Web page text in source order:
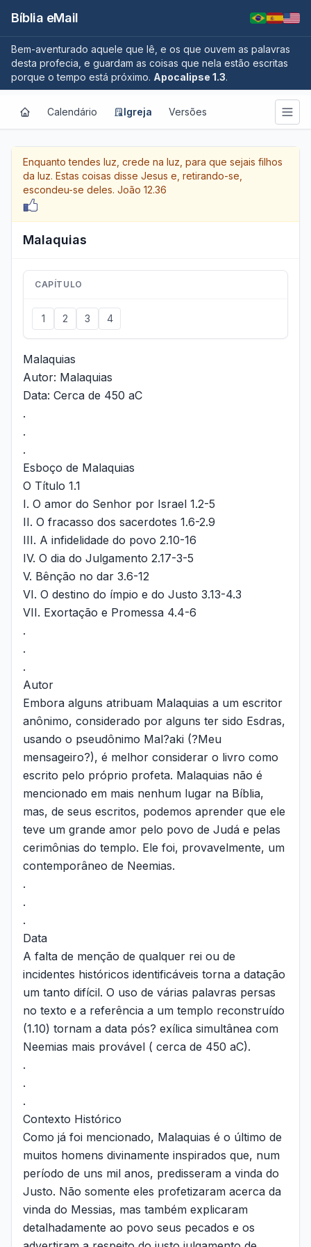
Bíblia eMail
Bem-aventurado aquele que lê, e os que ouvem as palavras
desta profecia, e guardam as coisas que nela estão escritas
porque o tempo está próximo. Apocalipse 1.3.
Calendário Igreja Versões
Enquanto tendes luz, crede na luz, para que sejais filhos
da luz. Estas coisas disse Jesus e, retirando-se,
escondeu-se deles. João 12.36
Malaquias
CAPÍTULO
1 2 3 4
Malaquias
Autor: Malaquias
Data: Cerca de 450 aC
.
.
.
Esboço de Malaquias
O Título 1.1
I. O amor do Senhor por Israel 1.2-5
II. O fracasso dos sacerdotes 1.6-2.9
III. A infidelidade do povo 2.10-16
IV. O dia do Julgamento 2.17-3-5
V. Bênção no dar 3.6-12
VI. O destino do ímpio e do Justo 3.13-4.3
VII. Exortação e Promessa 4.4-6
.
.
.
Autor
Embora alguns atribuam Malaquias a um escritor
anônimo, considerado por alguns ter sido Esdras,
usando o pseudônimo Mal?aki (?Meu
mensageiro?), é melhor considerar o livro como
escrito pelo próprio profeta. Malaquias não é
mencionado em mais nenhum lugar na Bíblia,
mas, de seus escritos, podemos aprender que ele
teve um grande amor pelo povo de Judá e pelas
cerimônias do templo. Ele foi, provavelmente, um
contemporâneo de Neemias.
.
.
.
Data
A falta de menção de qualquer rei ou de
incidentes históricos identificáveis torna a datação
um tanto difícil. O uso de várias palavras persas
no texto e a referência a um templo reconstruído
(1.10) tornam a data pós? exílica simultânea com
Neemias mais provável ( cerca de 450 aC).
.
.
.
Contexto Histórico
Como já foi mencionado, Malaquias é o último de
muitos homens divinamente inspirados que, num
período de uns mil anos, predisseram a vinda do
Justo. Não somente eles profetizaram acerca da
vinda do Messias, mas também explicaram
detalhadamente ao povo seus pecados e os